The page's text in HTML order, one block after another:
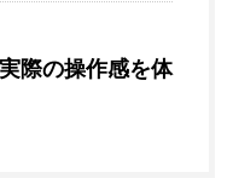
際の操作感を体